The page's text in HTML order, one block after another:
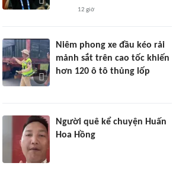
12 giờ
Niêm phong xe đầu kéo rải
mảnh sắt trên cao tốc khiến
hơn 120 ô tô thủng lốp
Người quê kể chuyện Huấn
Hoa Hồng